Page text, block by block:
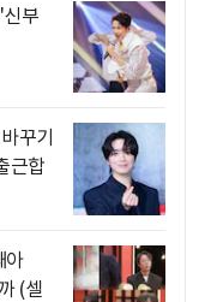
부
꾸기
근합
아
(셀